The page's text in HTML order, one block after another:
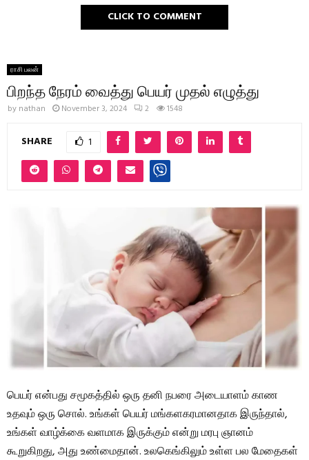
CLICK TO COMMENT
ராசி பலன்
பிறந்த நேரம் வைத்து பெயர் முதல் எழுத்து
by nathan November 3, 2024 2 1548
SHARE 1
பெயர் என்பது சமூகத்தில் ஒரு தனி நபரை அடையாளம் காண
உதவும் ஒரு சொல். உங்கள் பெயர் மங்களகரமானதாக இருந்தால்,
உங்கள் வாழ்க்கை வளமாக இருக்கும் என்று மரபு ஞானம்
கூறுகிறது, அது உண்மைதான். உலகெங்கிலும் உள்ள பல மேதைகள்